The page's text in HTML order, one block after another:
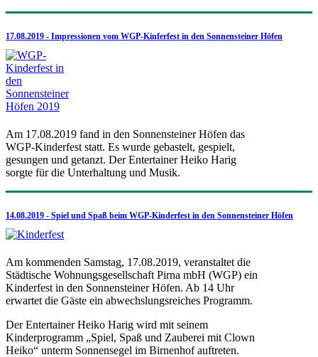
17.08.2019 - Impressionen vom WGP-Kinferfest in den Sonnensteiner Höfen
Am 17.08.2019 fand in den Sonnensteiner Höfen das
WGP-Kinderfest statt. Es wurde gebastelt, gespielt,
gesungen und getanzt. Der Entertainer Heiko Harig
sorgte für die Unterhaltung und Musik.
14.08.2019 - Spiel und Spaß beim WGP-Kinderfest in den Sonnensteiner Höfen
Am kommenden Samstag, 17.08.2019, veranstaltet die
Städtische Wohnungsgesellschaft Pirna mbH (WGP) ein
Kinderfest in den Sonnensteiner Höfen. Ab 14 Uhr
erwartet die Gäste ein abwechslungsreiches Programm.
Der Entertainer Heiko Harig wird mit seinem
Kinderprogramm „Spiel, Spaß und Zauberei mit Clown
Heiko“ unterm Sonnensegel im Birnenhof auftreten.